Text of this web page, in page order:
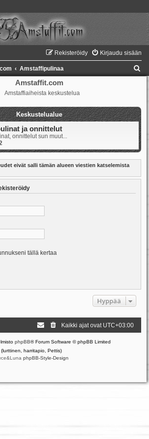
Kirjaudu sisään
Rekisteröidy
Amstaffipulinaa
Amstaffit.com
Amstaffiaiheista keskustelua
Keskustelualue
ja onnittelut
onnittelut sun muut...
eivät salli tämän alueen viestien katselemista
tällä kertaa
Hyppää
Kaikki ajat ovat UTC+03:00
phpBB® Forum Software © phpBB Limited
harritapio, Pettis)
phpBB-Style-Design